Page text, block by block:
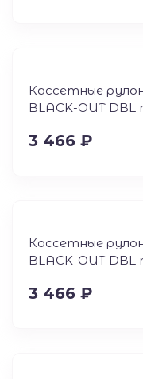
Кассетные
BLACK-OUT
3 466 ₽
Кассетные
BLACK-OUT
3 466 ₽